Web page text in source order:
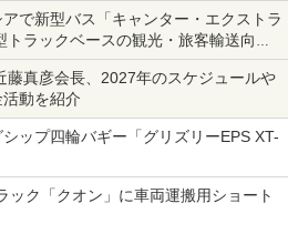
で新型バス「キャンター・エクストラ
ラックベースの観光・旅客輸送向け
藤真彦会長、2027年のスケジュールや
動を紹介
ップ四輪バギー「グリズリーEPS XT-
ック「クオン」に車両運搬用ショート